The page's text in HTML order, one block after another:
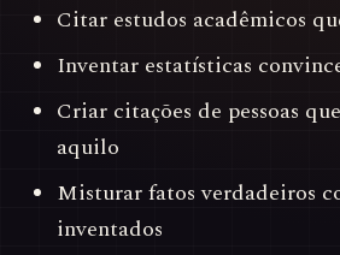
Citar estudos acadêmicos
Inventar estatísticas
Criar citações de pessoas
aquilo
Misturar fatos verdadeiros
inventados